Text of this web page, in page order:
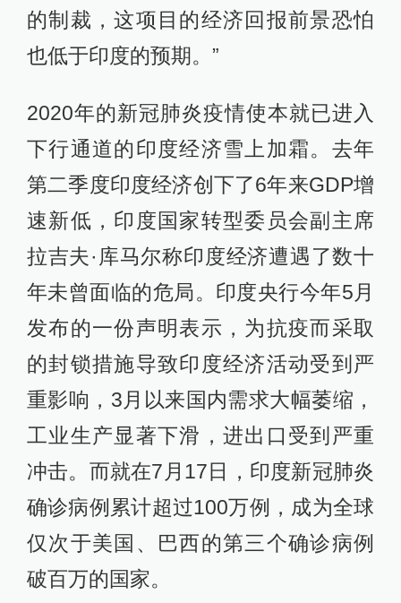
的制裁，这项目的经济回报前景恐怕
也低于印度的预期。”
2020年的新冠肺炎疫情使本就已进入
下行通道的印度经济雪上加霜。去年
第二季度印度经济创下了6年来GDP增
速新低，印度国家转型委员会副主席
拉吉夫·库马尔称印度经济遭遇了数十
年未曾面临的危局。印度央行今年5月
发布的一份声明表示，为抗疫而采取
的封锁措施导致印度经济活动受到严
重影响，3月以来国内需求大幅萎缩，
工业生产显著下滑，进出口受到严重
冲击。而就在7月17日，印度新冠肺炎
确诊病例累计超过100万例，成为全球
仅次于美国、巴西的第三个确诊病例
破百万的国家。